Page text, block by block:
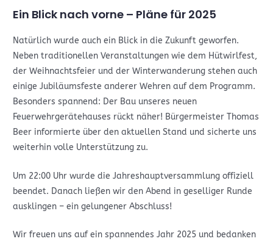
Ein Blick nach vorne – Pläne für 2025
Natürlich wurde auch ein Blick in die Zukunft geworfen.
Neben traditionellen Veranstaltungen wie dem Hütwirlfest,
der Weihnachtsfeier und der Winterwanderung stehen auch
einige Jubiläumsfeste anderer Wehren auf dem Programm.
Besonders spannend: Der Bau unseres neuen
Feuerwehrgerätehauses rückt näher! Bürgermeister Thomas
Beer informierte über den aktuellen Stand und sicherte uns
weiterhin volle Unterstützung zu.
Um 22:00 Uhr wurde die Jahreshauptversammlung offiziell
beendet. Danach ließen wir den Abend in geselliger Runde
ausklingen – ein gelungener Abschluss!
Wir freuen uns auf ein spannendes Jahr 2025 und bedanken